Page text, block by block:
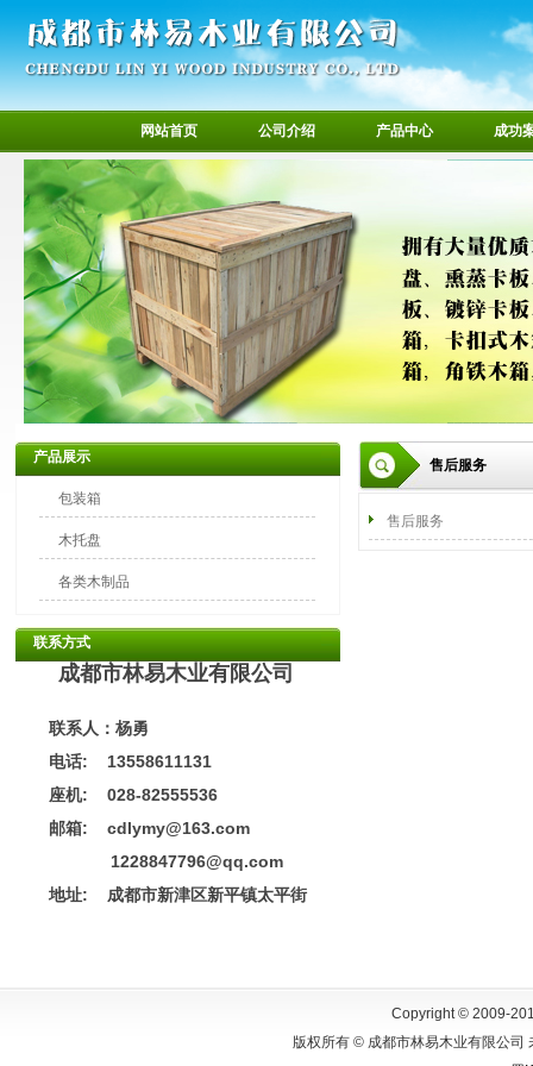
网站首页 公司介绍 产品中心 成功
产品展示
包装箱
木托盘
各类木制品
联系方式
成都市林易木业有限公司
联系人：杨勇
电话: 13558611131
座机: 028-82555536
邮箱: cdlymy@163.com
1228847796@qq.com
地址: 成都市新津区新平镇太平街
售后服务
售后服务
Copyright © 2009-
版权所有 © 成都市林易木业有限公司